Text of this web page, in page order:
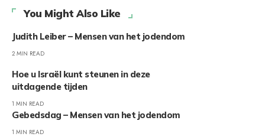
You Might Also Like
Judith Leiber – Mensen van het jodendom
2 MIN READ
Hoe u Israël kunt steunen in deze
uitdagende tijden
1 MIN READ
Gebedsdag – Mensen van het jodendom
1 MIN READ